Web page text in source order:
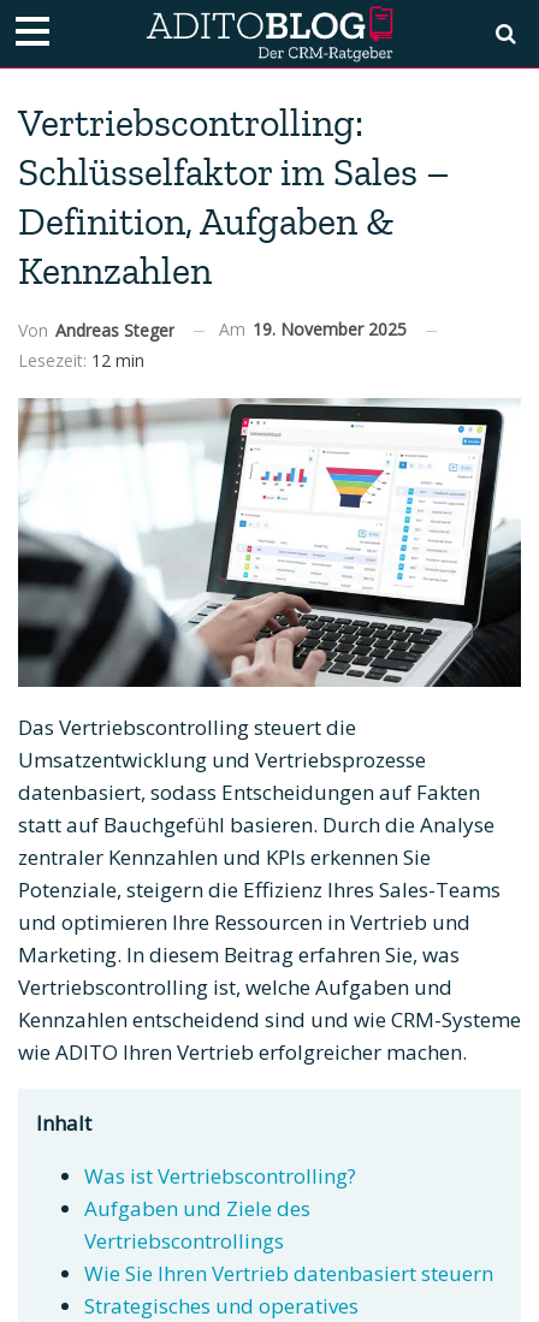
Vertriebscontrolling:
Schlüsselfaktor im Sales –
Definition, Aufgaben &
Kennzahlen
Von Andreas Steger Am 19. November 2025
Lesezeit: 12 min
Das Vertriebscontrolling steuert die
Umsatzentwicklung und Vertriebsprozesse
datenbasiert, sodass Entscheidungen auf Fakten
statt auf Bauchgefühl basieren. Durch die Analyse
zentraler Kennzahlen und KPIs erkennen Sie
Potenziale, steigern die Effizienz Ihres Sales-Teams
und optimieren Ihre Ressourcen in Vertrieb und
Marketing. In diesem Beitrag erfahren Sie, was
Vertriebscontrolling ist, welche Aufgaben und
Kennzahlen entscheidend sind und wie CRM-Systeme
wie ADITO Ihren Vertrieb erfolgreicher machen.
Inhalt
Was ist Vertriebscontrolling?
Aufgaben und Ziele des
Vertriebscontrollings
Wie Sie Ihren Vertrieb datenbasiert steuern
Strategisches und operatives